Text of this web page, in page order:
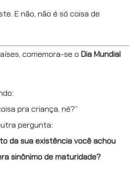
E não, não é só coisa de
comemora-se o Dia Mundial
pra criança, né?”
pergunta:
da sua existência você achou
sinônimo de maturidade?